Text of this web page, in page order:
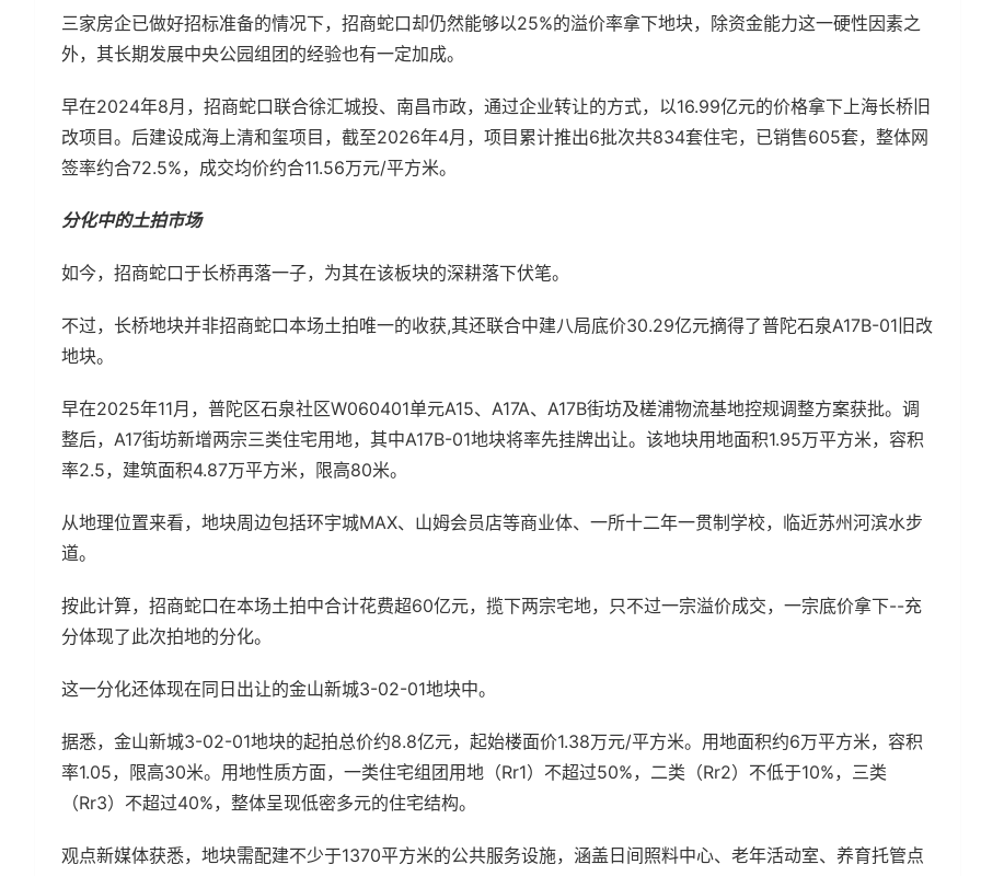
三家房企已做好招标准备的情况下，招商蛇口却仍然能够以25%的溢价率拿下地块，除资金能力这一硬性因素之
外，其长期发展中央公园组团的经验也有一定加成。
早在2024年8月，招商蛇口联合徐汇城投、南昌市政，通过企业转让的方式，以16.99亿元的价格拿下上海长桥旧
改项目。后建设成海上清和玺项目，截至2026年4月，项目累计推出6批次共834套住宅，已销售605套，整体网
签率约合72.5%，成交均价约合11.56万元/平方米。
分化中的土拍市场
如今，招商蛇口于长桥再落一子，为其在该板块的深耕落下伏笔。
不过，长桥地块并非招商蛇口本场土拍唯一的收获,其还联合中建八局底价30.29亿元摘得了普陀石泉A17B-01旧改
地块。
早在2025年11月，普陀区石泉社区W060401单元A15、A17A、A17B街坊及槎浦物流基地控规调整方案获批。调
整后，A17街坊新增两宗三类住宅用地，其中A17B-01地块将率先挂牌出让。该地块用地面积1.95万平方米，容积
率2.5，建筑面积4.87万平方米，限高80米。
从地理位置来看，地块周边包括环宇城MAX、山姆会员店等商业体、一所十二年一贯制学校，临近苏州河滨水步
道。
按此计算，招商蛇口在本场土拍中合计花费超60亿元，揽下两宗宅地，只不过一宗溢价成交，一宗底价拿下--充
分体现了此次拍地的分化。
这一分化还体现在同日出让的金山新城3-02-01地块中。
据悉，金山新城3-02-01地块的起拍总价约8.8亿元，起始楼面价1.38万元/平方米。用地面积约6万平方米，容积
率1.05，限高30米。用地性质方面，一类住宅组团用地（Rr1）不超过50%，二类（Rr2）不低于10%，三类
（Rr3）不超过40%，整体呈现低密多元的住宅结构。
观点新媒体获悉，地块需配建不少于1370平方米的公共服务设施，涵盖日间照料中心、老年活动室、养育托管点